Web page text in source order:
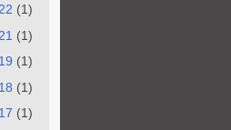
(1)
(1)
(1)
(1)
(1)